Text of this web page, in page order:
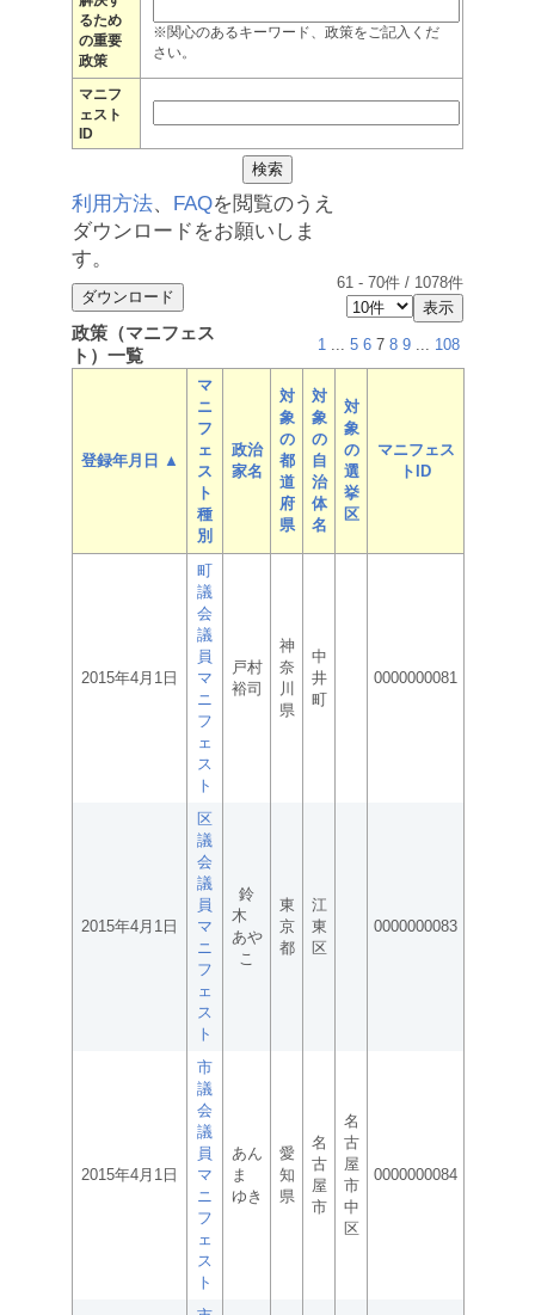
るため
の重要
政策
※関心のあるキーワード、政策をご記入くだ
さい。
マニフ
ェスト
ID
利用方法、 FAQを閲覧のうえ
ダウンロードをお願いしま
す。
61 - 70件 / 1078件
政策（マニフェス
ト）一覧
1 ... 5 6 7 8 9 ... 108
登録年月日 ▲
マ
ニ
フ
ェ
ス
ト
種
別
政治
家名
対
象
の
都
道
府
県
対
象
の
自
治
体
名
対
象
の
選
挙
区
マニフェス
トID
2015年4月1日
町
議
会
議
員
マ
ニ
フ
ェ
ス
ト
戸村
裕司
神
奈
川
県
中
井
町
0000000081
2015年4月1日
区
議
会
議
員
マ
ニ
フ
ェ
ス
ト
鈴
木
あや
こ
東
京
都
江
東
区
0000000083
2015年4月1日
市
議
会
議
員
マ
ニ
フ
ェ
ス
ト
あん
ま
ゆき
愛
知
県
名
古
屋
市
名
古
屋
市
中
区
0000000084